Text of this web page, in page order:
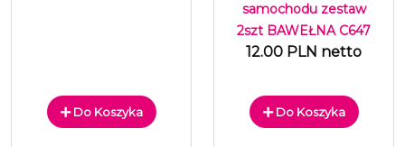
Do Koszyka
samochodu zestaw
2szt BAWEŁNA C647
12.00 PLN netto
Do Koszyka